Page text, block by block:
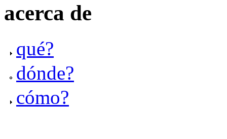
acerca de
qué?
dónde?
cómo?